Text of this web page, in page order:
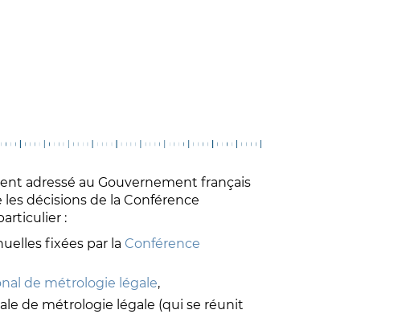
adressé au Gouvernement français
décisions de la Conférence
:
fixées par la Conférence
de métrologie légale,
de métrologie légale (qui se réunit